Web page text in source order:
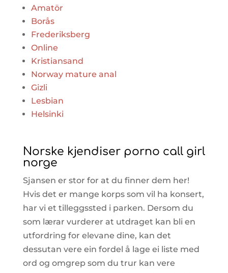
Amatör
Borås
Frederiksberg
Online
Kristiansand
Norway mature anal
Gizli
Lesbian
Helsinki
Norske kjendiser porno call girl
norge
Sjansen er stor for at du finner dem her!
Hvis det er mange korps som vil ha konsert,
har vi et tilleggssted i parken. Dersom du
som lærar vurderer at utdraget kan bli en
utfordring for elevane dine, kan det
dessutan vere ein fordel å lage ei liste med
ord og omgrep som du trur kan vere